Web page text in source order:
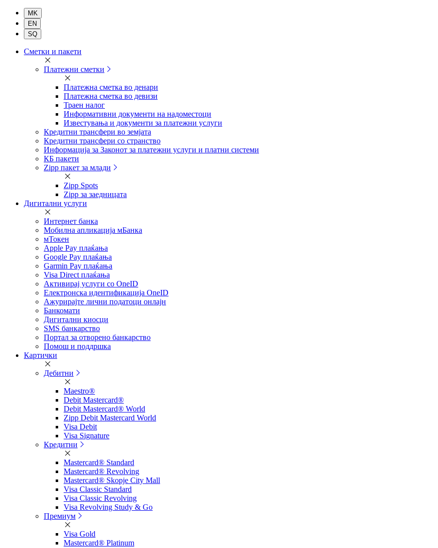
Комерцијална
Сметки и пакети
Платежни сметки
Платежна сметка во денари
Платежна сметка во девизи
Траен налог
Информативни документи на надоместоци
Известувања и документи за платежни услуги
Кредитни трансфери во земјата
Кредитни трансфери со странство
Информација за Законот за платежни услуги и платни системи
КБ пакети
Zipp пакет за млади
Zipp Spots
Zipp за заедницата
Дигитални услуги
Интернет банка
Мобилна апликација мБанка
мТокен
Apple Pay плаќања
Google Pay плаќања
Garmin Pay плаќања
Visa Direct плаќања
Активирај услуги со OneID
Електронска идентификација OneID
Ажурирајте лични податоци онлајн
Банкомати
Дигитални киосци
SMS банкарство
Портал за отворeно банкарство
Помош и поддршка
Картички
Дебитни
Maestro®
Debit Mastercard®
Debit Mastercard® World
Zipp Debit Mastercard World
Visa Debit
Visa Signature
Кредитни
Mastercard® Standard
Mastercard® Revolving
Mastercard® Skopje City Mall
Visa Classic Standard
Visa Classic Revolving
Visa Revolving Study & Go
Премиум
Visa Gold
Mastercard® Platinum